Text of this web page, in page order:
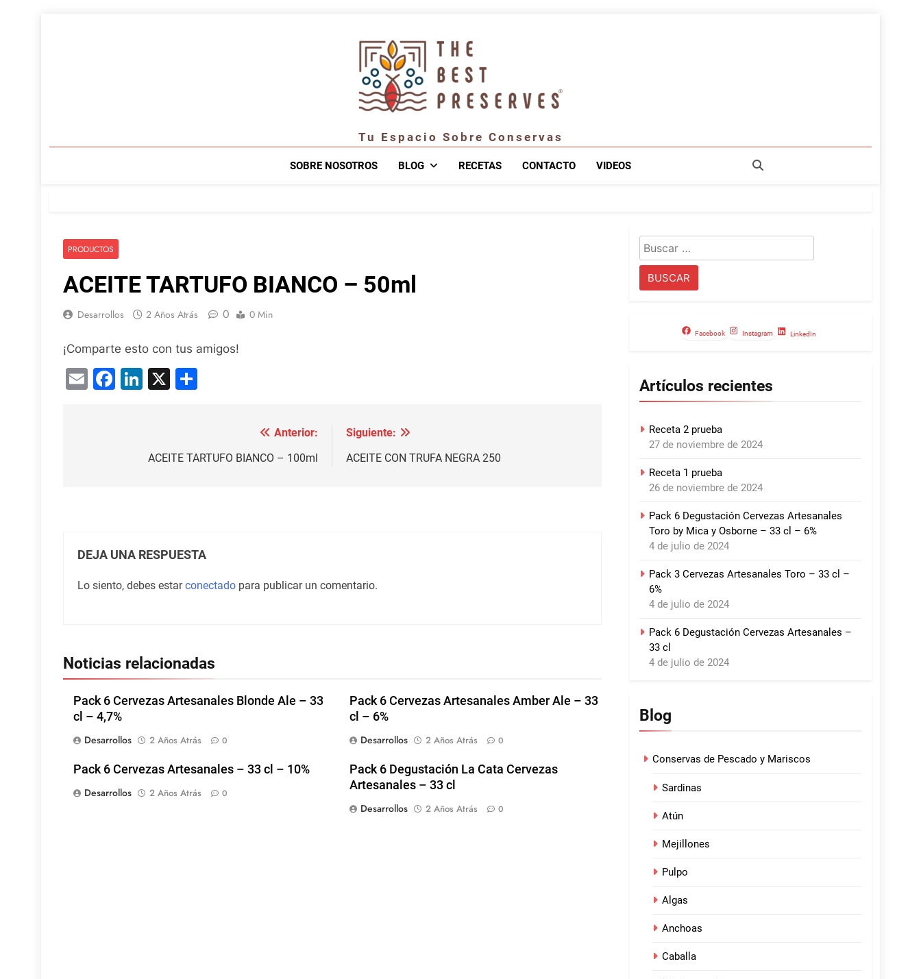
Tu Espacio Sobre Conservas
SOBRE NOSOTROS BLOG RECETAS CONTACTO VIDEOS
PRODUCTOS
ACEITE TARTUFO BIANCO – 50ml
Desarrollos 2 Años Atrás 0 0 Min
¡Comparte esto con tus amigos!
EmailFacebook
LinkedIn
X
Anterior:
ACEITE TARTUFO BIANCO – 100ml
Siguiente:
ACEITE CON TRUFA NEGRA 250
DEJA UNA RESPUESTA
Lo siento, debes estarconectado para publicar un comentario.
Noticias relacionadas
Pack 6 Cervezas Artesanales Blonde Ale – 33
cl – 4,7%
Desarrollos
2 Años Atrás 0
Pack 6 Cervezas Artesanales Amber Ale – 33
cl – 6%
Desarrollos
2 Años Atrás 0
Pack 6 Cervezas Artesanales – 33 cl – 10%
Desarrollos
2 Años Atrás 0
Pack 6 Degustación La Cata Cervezas
Artesanales – 33 cl
Desarrollos
2 Años Atrás 0
Buscar:
Facebook Instagram LinkedIn
Artículos recientes
Receta 2 prueba
27 de noviembre de 2024
Receta 1 prueba
26 de noviembre de 2024
Pack 6 Degustación Cervezas Artesanales
Toro by Mica y Osborne – 33 cl – 6%
4 de julio de 2024
Pack 3 Cervezas Artesanales Toro – 33 cl –
6%
4 de julio de 2024
Pack 6 Degustación Cervezas Artesanales –
33 cl
4 de julio de 2024
Blog
Conservas de Pescado y Mariscos
Sardinas
Atún
Mejillones
Pulpo
Algas
Anchoas
Caballa